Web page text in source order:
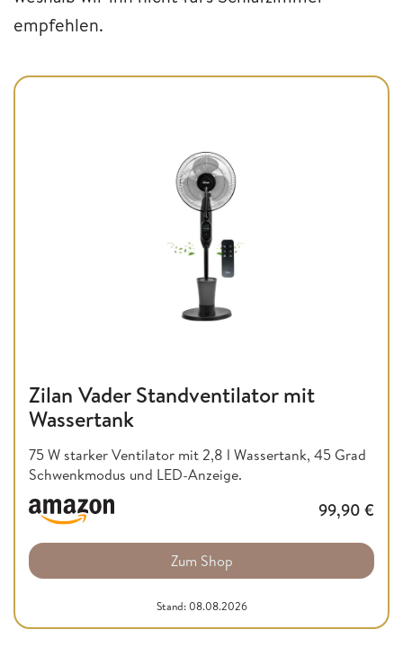
empfehlen.
Zilan Vader Standventilator mit
Wassertank
75 W starker Ventilator mit 2,8 l Wassertank, 45 Grad
Schwenkmodus und LED-Anzeige.
99,90 €
Zum Shop
Stand: 08.08.2026